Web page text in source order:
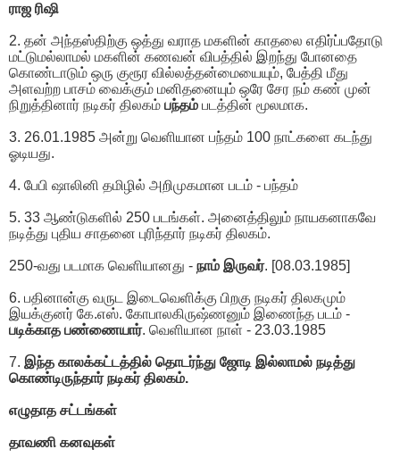
ராஜ ரிஷி
2. தன் அந்தஸ்திற்கு ஒத்து வராத மகளின் காதலை எதிர்ப்பதோடு
மட்டுமல்லாமல் மகளின் கணவன் விபத்தில் இறந்து போனதை
கொண்டாடும் ஒரு குரூர வில்லத்தன்மையையும், பேத்தி மீது
அளவற்ற பாசம் வைக்கும் மனிதனையும் ஒரே சேர நம் கண் முன்
நிறுத்தினார் நடிகர் திலகம் பந்தம் படத்தின் மூலமாக.
3. 26.01.1985 அன்று வெளியான பந்தம் 100 நாட்களை கடந்து
ஓடியது.
4. பேபி ஷாலினி தமிழில் அறிமுகமான படம் - பந்தம்
5. 33 ஆண்டுகளில் 250 படங்கள். அனைத்திலும் நாயகனாகவே
நடித்து புதிய சாதனை புரிந்தார் நடிகர் திலகம்.
250-வது படமாக வெளியானது - நாம் இருவர். [08.03.1985]
6. பதினான்கு வருட இடைவெளிக்கு பிறகு நடிகர் திலகமும்
இயக்குனர் கே.எஸ். கோபாலகிருஷ்ணனும் இணைந்த படம் -
படிக்காத பண்ணையார். வெளியான நாள் - 23.03.1985
7. இந்த காலக்கட்டத்தில் தொடர்ந்து ஜோடி இல்லாமல் நடித்து
கொண்டிருந்தார் நடிகர் திலகம்.
எழுதாத சட்டங்கள்
தாவணி கனவுகள்